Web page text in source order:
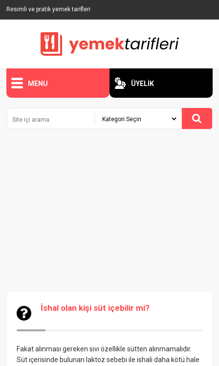
Resimli ve pratik yemek tarifleri
MENU ÜYELİK
İshal olan kişi süt içebilir mi?
Fakat alınması gereken sıvı özellikle sütten alınmamalıdır.
Süt içerisinde bulunan laktoz sebebi ile ishali daha kötü hale